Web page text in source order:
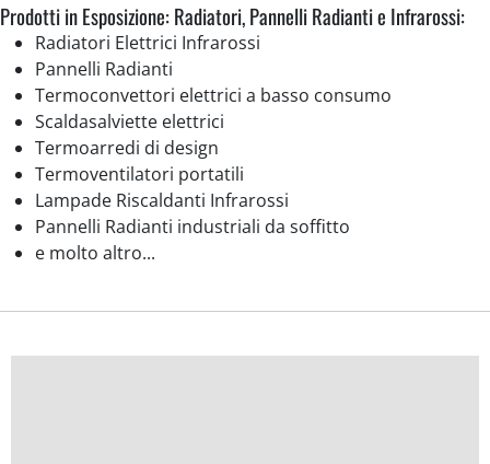
Prodotti in Esposizione: Radiatori, Pannelli Radianti e Infrarossi:
Radiatori Elettrici Infrarossi
Pannelli Radianti
Termoconvettori elettrici a basso consumo
Scaldasalviette elettrici
Termoarredi di design
Termoventilatori portatili
Lampade Riscaldanti Infrarossi
Pannelli Radianti industriali da soffitto
e molto altro...